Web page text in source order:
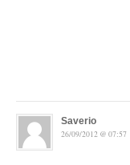
Saverio
26/09/2012 @ 07:57